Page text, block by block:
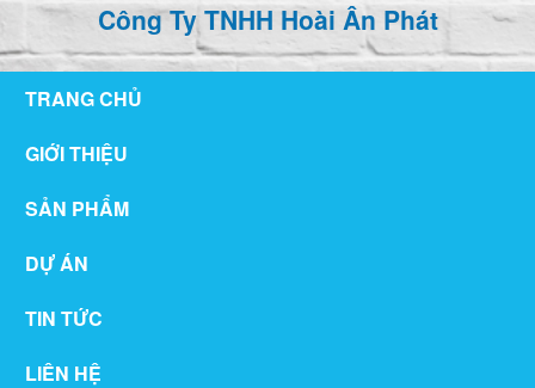
Công Ty TNHH Hoài Ân Phát
TRANG CHỦ
GIỚI THIỆU
SẢN PHẨM
DỰ ÁN
TIN TỨC
LIÊN HỆ